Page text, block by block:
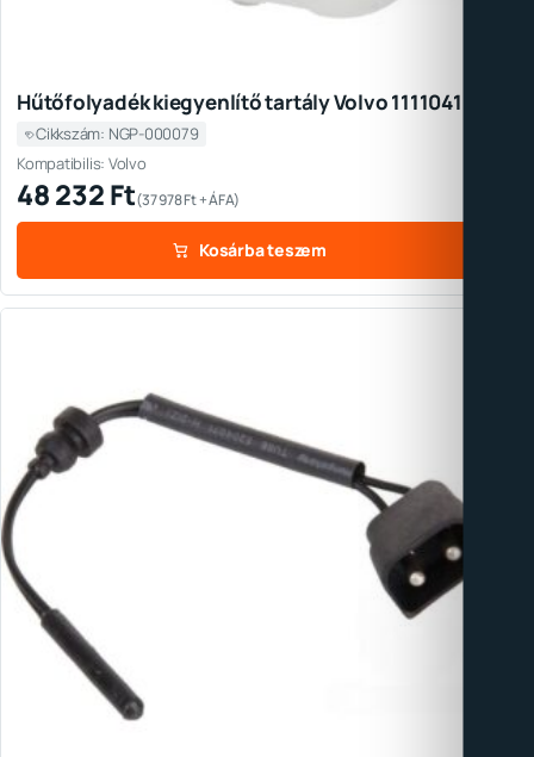
Hűtőfolyadék kiegyenlítő tartály Volvo 11110410
Cikkszám: NGP-000079
Kompatibilis: Volvo
48 232Ft(37 978Ft+ ÁFA)
Kosárba teszem